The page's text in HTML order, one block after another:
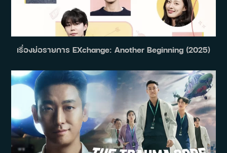
เรื่องย่อรายการ EXchange: Another Beginning (2025)